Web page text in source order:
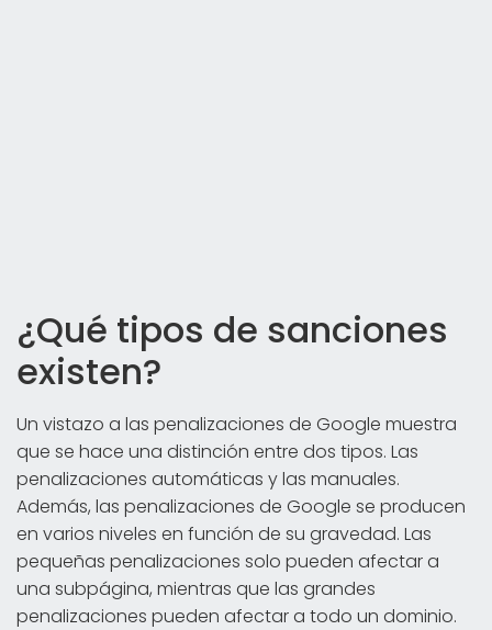
¿Qué tipos de sanciones
existen?
Un vistazo a las penalizaciones de Google muestra
que se hace una distinción entre dos tipos. Las
penalizaciones automáticas y las manuales.
Además, las penalizaciones de Google se producen
en varios niveles en función de su gravedad. Las
pequeñas penalizaciones solo pueden afectar a
una subpágina, mientras que las grandes
penalizaciones pueden afectar a todo un dominio.